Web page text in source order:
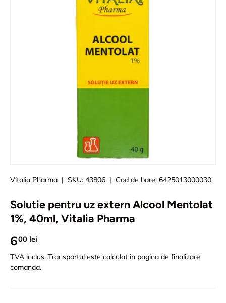
Vitalia Pharma | SKU: 43806 | Cod de bare: 6425013000030
Solutie pentru uz extern Alcool Mentolat
1%, 40ml, Vitalia Pharma
600 lei
TVA inclus. Transportul este calculat in pagina de finalizare
comanda.